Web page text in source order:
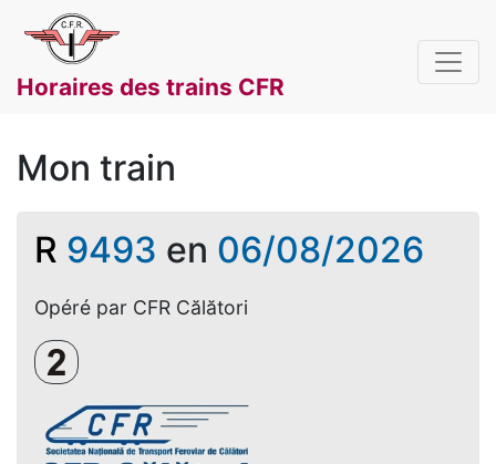
Horaires des trains CFR
Mon train
R 9493 en 06/08/2026
Opéré par CFR Călători
Clasa a 2-a